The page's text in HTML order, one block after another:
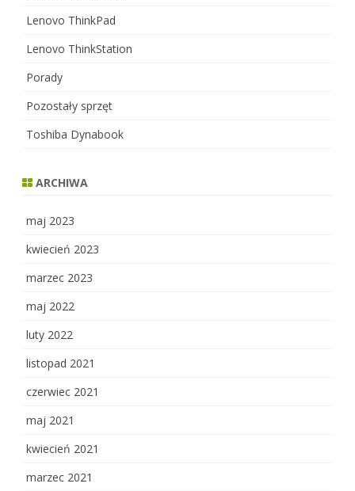
Lenovo ThinkPad
Lenovo ThinkStation
Porady
Pozostały sprzęt
Toshiba Dynabook
ARCHIWA
maj 2023
kwiecień 2023
marzec 2023
maj 2022
luty 2022
listopad 2021
czerwiec 2021
maj 2021
kwiecień 2021
marzec 2021